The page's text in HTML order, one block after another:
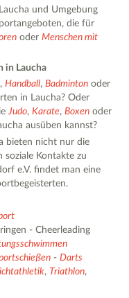
und Umgebung
die für
oderMenschen mit
in Laucha
,Handball,Badminton oder
in Laucha? Oder
Judo,Karate,Boxen oder
ausüben kannst?
bieten nicht nur die
soziale Kontakte zu
e.V. findet man eine
- Cheerleading
-Darts
,Triathlon,